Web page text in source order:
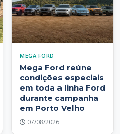
MEGA FORD
Mega Ford reúne
condições especiais
em toda a linha Ford
durante campanha
em Porto Velho
07/08/2026